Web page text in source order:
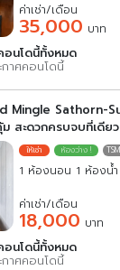
ค่าเช่า/เดือน
35,000 บาท
อนโดนี้ทั้งหมด
กาศคอนโดนี้
Mingle Sathorn-
สะดวกครบจบที่เดีย
1 ห้องนอน 1 ห้องน้
ค่าเช่า/เดือน
18,000 บาท
อนโดนี้ทั้งหมด
กาศคอนโดนี้